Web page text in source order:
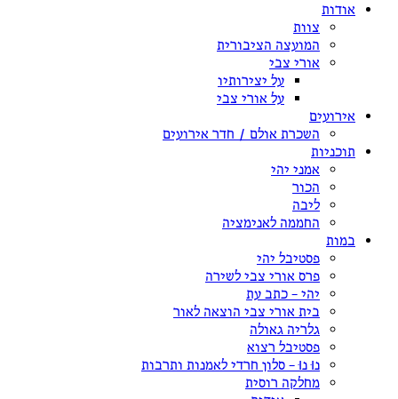
אודות
צוות
המועצה הציבורית
אורי צבי
על יצירותיו
על אורי צבי
אירועים
השכרת אולם / חדר אירועים
תוכניות
אמני יהי
הכור
ליבה
החממה לאנימציה
במות
פסטיבל יהי
פרס אורי צבי לשירה
יהי – כתב עת
בית אורי צבי הוצאה לאור
גלריה גאולה
פסטיבל רצוא
נוּ נוּ – סלון חרדי לאמנות ותרבות
מחלקה רוסית